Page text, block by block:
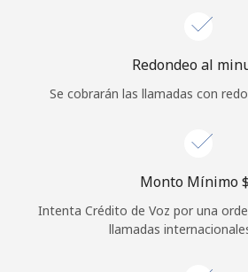
Redondeo al
Se cobrarán las llamadas con
Monto Mínimo
Intenta Crédito de Voz por una
llamadas